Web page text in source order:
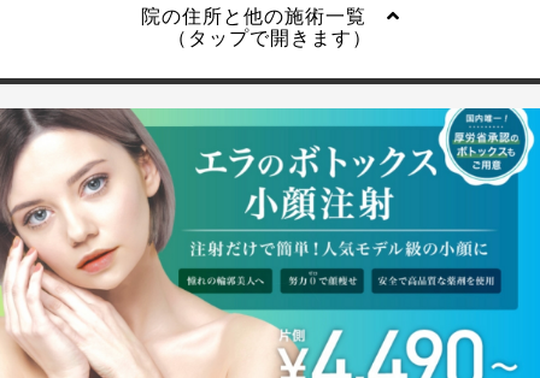
院の住所と他の施術一覧
（タップで開きます）